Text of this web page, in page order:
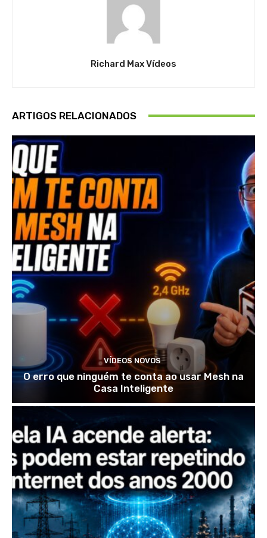
Richard Max Vídeos
ARTIGOS RELACIONADOS
VÍDEOS NOVOS
O erro que ninguém te conta ao usar Mesh na
Casa Inteligente